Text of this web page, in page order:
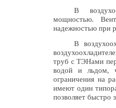
В
мощностью.
надежностью при
В
труб с ТЭНами
водой и льдом,
ограничения на
имеют один
позволяет быстро